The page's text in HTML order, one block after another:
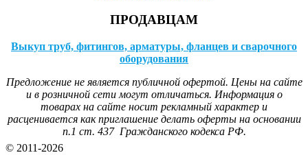
ПРОДАВЦАМ
Выкуп труб, фитингов, арматуры, фланцев и сварочного
оборудования
Предложение не является публичной офертой. Цены на сайте
и в розничной сети могут отличаться. Информация о
товарах на сайте носит рекламный характер и
расценивается как приглашение делать оферты на основании
п.1 ст. 437 Гражданского кодекса РФ.
© 2011-2026